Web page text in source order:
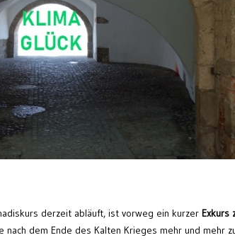
derzeit abläuft, ist vorweg ein kurzer Exkurs
nach dem Ende des Kalten Krieges mehr und mehr